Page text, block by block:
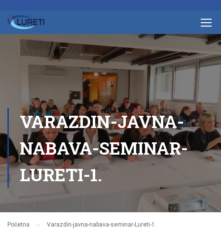
VARAZDIN-JAVNA-
NABAVA-SEMINAR-
LURETI-1.
Početna Varazdin-javna-nabava-seminar-Lureti-1.